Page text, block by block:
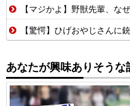
【マジかよ】野獣先輩、な
【驚愕】ひげおやじさんに銃を撃た
あなたが興味ありそうな